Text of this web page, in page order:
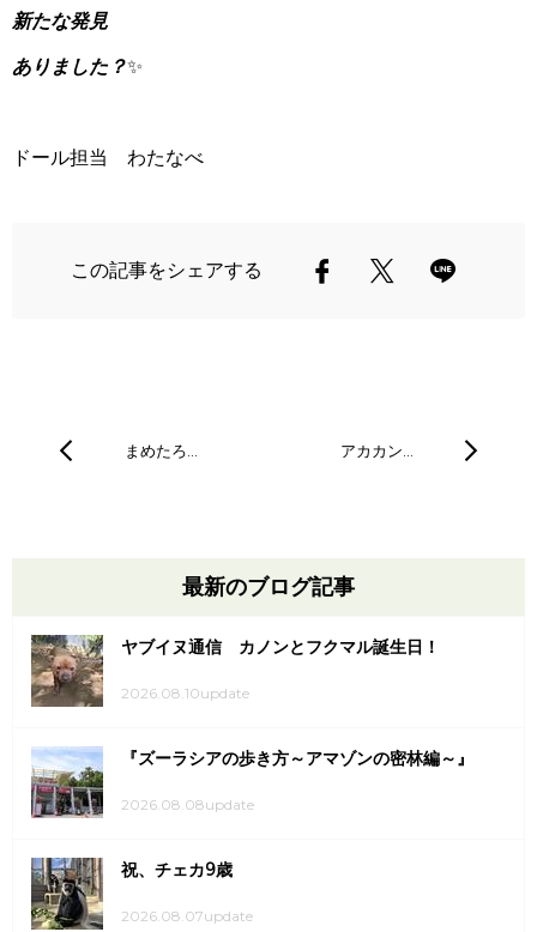
新たな発見
ありました？✨
ドール担当 わたなべ
この記事をシェアする
まめたろ… アカカン…
最新のブログ記事
ヤブイヌ通信 カノンとフクマル誕生日！
2026.08.10update
『ズーラシアの歩き方～アマゾンの密林編～』
2026.08.08update
祝、チェカ9歳
2026.08.07update